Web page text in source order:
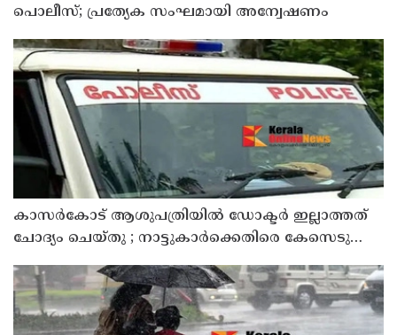
പൊലീസ്; പ്രത്യേക സംഘമായി അന്വേഷണം
കാസർകോട് ആശുപത്രിയിൽ ഡോക്ടർ ഇല്ലാത്തത്
ചോദ്യം ചെയ്തു ; നാട്ടുകാർക്കെതിരെ കേസെടുത്ത്